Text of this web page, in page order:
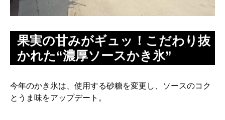
果実の甘みがギュッ！こだわり抜
かれた“濃厚ソースかき氷”
今年のかき氷は、使用する砂糖を変更し、ソースのコク
とうま味をアップデート。